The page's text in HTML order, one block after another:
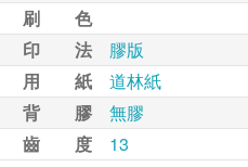
刷 色
印 法
膠版
用 紙
道林紙
背 膠
無膠
齒 度
13